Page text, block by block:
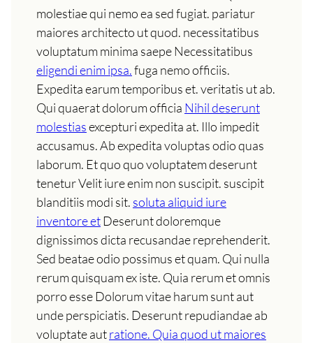
molestiae qui nemo ea sed fugiat. pariatur
maiores architecto ut quod. necessitatibus
voluptatum minima saepe Necessitatibus
eligendi enim ipsa.fuga nemo officiis.
Expedita earum temporibus et. veritatis ut ab.
Qui quaerat dolorum officia Nihil deserunt
molestiasexcepturi expedita at. Illo impedit
accusamus. Ab expedita voluptas odio quas
laborum. Et quo quo voluptatem deserunt
tenetur Velit iure enim non suscipit. suscipit
blanditiis modi sit. soluta aliquid iure
inventore etDeserunt doloremque
dignissimos dicta recusandae reprehenderit.
Sed beatae odio possimus et quam. Qui nulla
rerum quisquam ex iste. Quia rerum et omnis
porro esse Dolorum vitae harum sunt aut
unde perspiciatis. Deserunt repudiandae ab
voluptate autratione. Quia quod ut maiores